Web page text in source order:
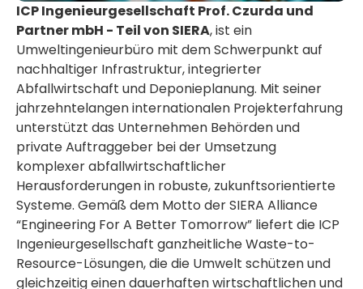
ICP Ingenieurgesellschaft Prof. Czurda und
Partner mbH - Teil von SIERA, ist ein
Umweltingenieurbüro mit dem Schwerpunkt auf
nachhaltiger Infrastruktur, integrierter
Abfallwirtschaft und Deponieplanung. Mit seiner
jahrzehntelangen internationalen Projekterfahrung
unterstützt das Unternehmen Behörden und
private Auftraggeber bei der Umsetzung
komplexer abfallwirtschaftlicher
Herausforderungen in robuste, zukunftsorientierte
Systeme. Gemäß dem Motto der SIERA Alliance
“Engineering For A Better Tomorrow” liefert die ICP
Ingenieurgesellschaft ganzheitliche Waste-to-
Resource-Lösungen, die die Umwelt schützen und
gleichzeitig einen dauerhaften wirtschaftlichen und